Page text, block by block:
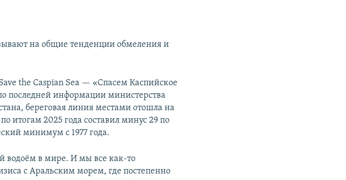
на общие тенденции обмеления и
the Caspian Sea — «Спасем Каспийское
последней информации министерства
береговая линия местами отошла на
итогам 2025 года составил минус 29 по
минимум с 1977 года.
в мире. И мы все как‑то
с Аральским морем, где постепенно